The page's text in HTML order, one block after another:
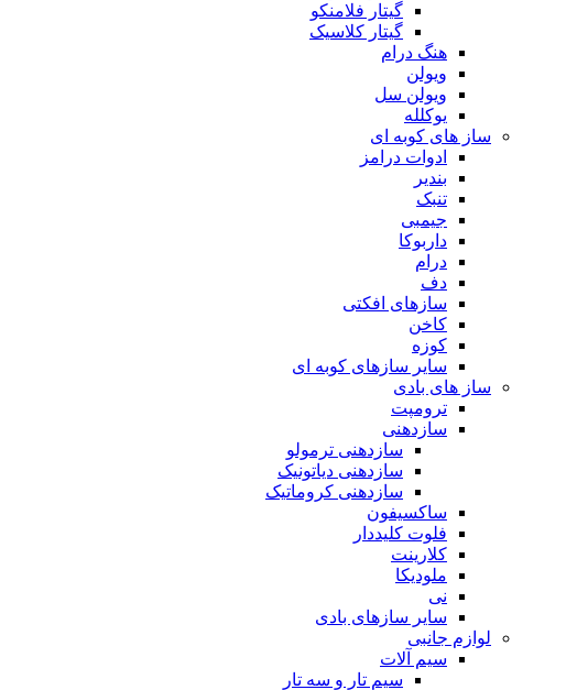
گیتار فلامنکو
گیتار کلاسیک
هنگ درام
ویولن
ویولن سل
یوکلله
ساز های کوبه ای
ادوات درامز
بندیر
تنبک
جیمبی
داربوکا
درام
دف
سازهای افکتی
کاخن
کوزه
سایر سازهای کوبه ای
ساز های بادی
ترومپت
سازدهنی
سازدهنی ترمولو
سازدهنی دیاتونیک
سازدهنی کروماتیک
ساکسیفون
فلوت کلیددار
کلارینت
ملودیکا
نی
سایر سازهای بادی
لوازم جانبی
سیم آلات
سیم تار و سه تار